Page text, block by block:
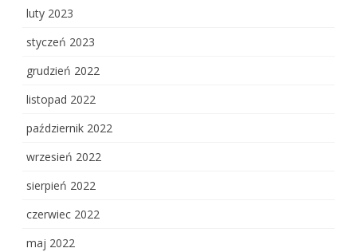
luty 2023
styczeń 2023
grudzień 2022
listopad 2022
październik 2022
wrzesień 2022
sierpień 2022
czerwiec 2022
maj 2022